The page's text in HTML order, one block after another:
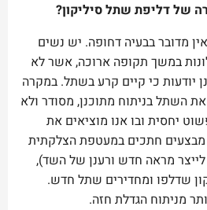
של דליפת שתל סיליקון?
מדובר בבעיה דחופה. יש נשים
במשך תקופה ארוכה, אשר לא
יודעות כי קיים קרע בשתל. במקרה
השתל בניתוח מתוכנן, מסודר ולא
יחסית ובו אנו מוציאים את
חתכים במעטפת הצלקתית
מראה חדש ורענן של השד),
שדלפו ומחדירים שתל חדש.
מניתוח הגדלת חזה.